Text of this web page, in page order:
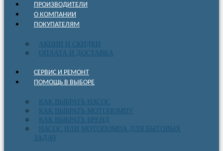
ПРОИЗВОДИТЕЛИ
О КОМПАНИИ
ПОКУПАТЕЛЯМ
АКЦИИ И СКИДКИ
ОПЛАТА И ДОСТАВКА
СЕРВИС И РЕМОНТ
ПОМОЩЬ В ВЫБОРЕ
КАК ВЫБРАТЬ НАСОС
КАК ВЫБРАТЬ МОТОПОМПУ
КАК ВЫБРАТЬ БРЕНД
НАСОС ИЛИ МОТОПОМПА ДЛЯ БЫТОВЫХ
ЗАДАЧ